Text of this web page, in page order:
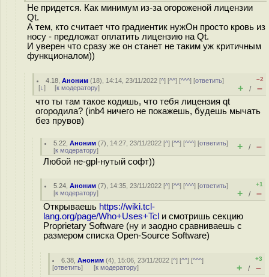
Не придется. Как минимум из-за огороженой лицензии
Qt.
А тем, кто считает что градиентик нужОн просто кровь из
носу - предложат оплатить лицензию на Qt.
И уверен что сразу же он станет не таким уж критичным
функционалом))
4.18 ,Аноним (18), 14:14, 23/11/2022 [^] [^^] [^^^] [ответить]
[↓] [к модератору]
–2
+ / –
что ты там такое кодишь, что тебя лицензия qt
огородила? (inb4 ничего не покажешь, будешь мычать
без прувов)
5.22 ,Аноним (7), 14:27, 23/11/2022 [^] [^^] [^^^] [ответить]
[к модератору] + / –
Любой не-gpl-нутый софт))
5.24 ,Аноним (7), 14:35, 23/11/2022 [^] [^^] [^^^] [ответить]
[к модератору]
+1
+ / –
Открываешь https://wiki.tcl-
lang.org/page/Who+Uses+Tcl и смотришь секцию
Proprietary Software (ну и заодно сравниваешь с
размером списка Open-Source Software)
6.38 ,Аноним (4), 15:06, 23/11/2022 [^] [^^] [^^^]
[ответить] [к модератору]
+3
+ / –